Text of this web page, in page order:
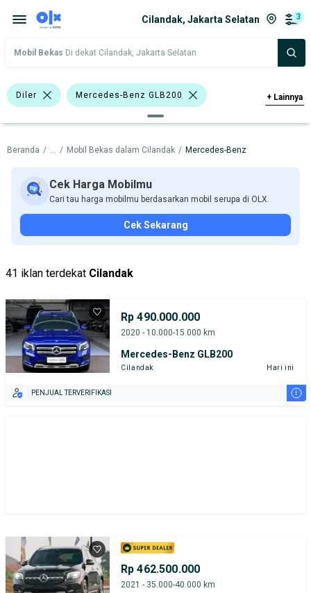
Cilandak, Jakarta Selatan 3
Mobil Bekas Di dekat Cilandak, Jakarta Selatan
Diler Mercedes-Benz GLB200
Mercedes-Benz
Harga Merek Dan Model Tahun
Tipe Bodi Tipe Membership
+ Lainnya
Beranda / ... / Mobil Bekas dalam Cilandak / Mercedes-Benz
Cek Harga Mobilmu
Cari tau harga mobilmu berdasarkan mobil serupa di OLX.
Cek Sekarang
41 iklan terdekat Cilandak
Rp 490.000.000
2020 - 10.000-15.000 km
Mercedes-Benz GLB200
Cilandak Hari ini
PENJUAL TERVERIFIKASI i
Rp 462.500.000
2021 - 35.000-40.000 km